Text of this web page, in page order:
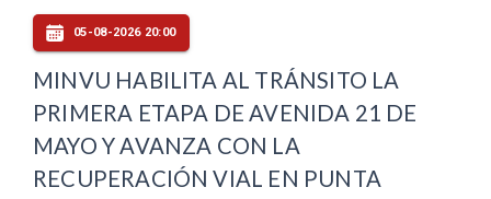
05-08-2026 20:00
MINVU HABILITA AL TRÁNSITO LA
PRIMERA ETAPA DE AVENIDA 21 DE
MAYO Y AVANZA CON LA
RECUPERACIÓN VIAL EN PUNTA